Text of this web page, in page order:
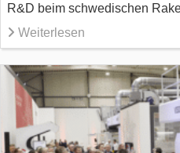
R&D beim schwedischen
Weiterlesen